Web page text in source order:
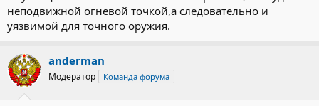
неподвижной огневой точкой,а следовательно и
уязвимой для точного оружия.
anderman
Модератор Команда форума